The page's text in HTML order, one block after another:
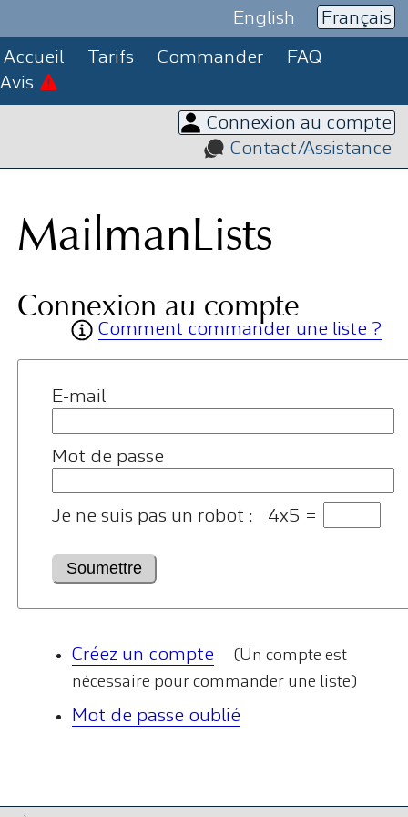
English Français
Accueil Tarifs Commander
FAQ
Avis
Connexion au compte
Contact/Assistance
MailmanLists
Connexion au compte
Comment commander une liste ?
E-mail
Mot de passe
Je ne suis pas un robot : 4x5 =
Créez un compte
(Un compte est
nécessaire pour commander une liste)
Mot de passe oublié